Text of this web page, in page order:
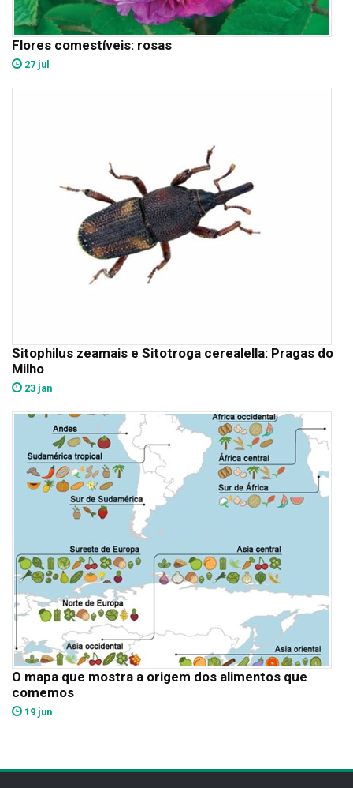
Flores comestíveis: rosas
27 jul
Sitophilus zeamais e Sitotroga cerealella: Pragas do
Milho
23 jan
O mapa que mostra a origem dos alimentos que
comemos
19 jun